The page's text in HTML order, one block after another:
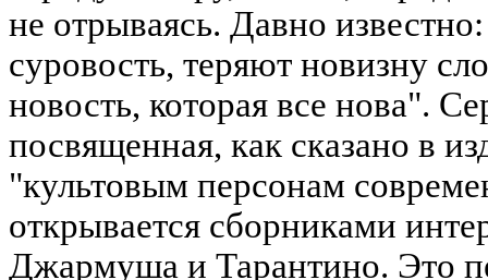
не отрываясь. Давно
суровость, теряют новизну
новость, которая все нова".
посвященная, как сказано в
"культовым персонам
открывается сборниками
Джармуша и Тарантино. Это